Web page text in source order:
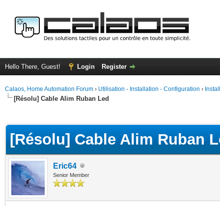
Hello There, Guest! Login Register
Calaos, Home Automation Forum › Utilisation - Installation - Configuration ›
[Résolu] Cable Alim Ruban Led
[Résolu] Cable Alim Ruban
Eric64
Senior Member